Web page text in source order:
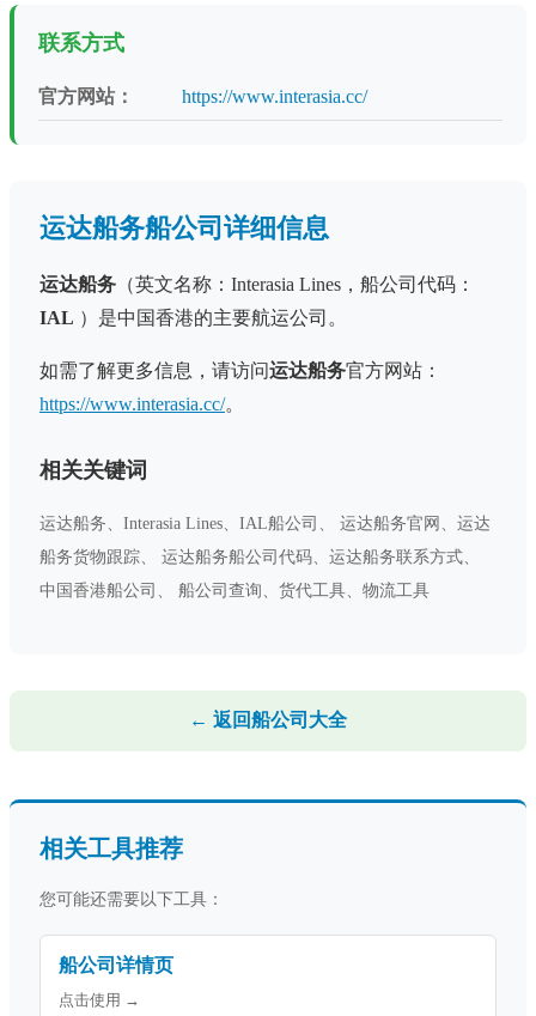
联系方式
官方网站： https://www.interasia.cc/
运达船务船公司详细信息
运达船务 （英文名称：Interasia Lines，船公司代码：
IAL ）是中国香港的主要航运公司。
如需了解更多信息，请访问运达船务官方网站：
https://www.interasia.cc/。
相关关键词
运达船务、Interasia Lines、IAL船公司、 运达船务官网、运达
船务货物跟踪、 运达船务船公司代码、运达船务联系方式、
中国香港船公司、 船公司查询、货代工具、物流工具
← 返回船公司大全
相关工具推荐
您可能还需要以下工具：
船公司详情页
点击使用 →